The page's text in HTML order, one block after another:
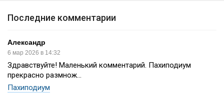
Последние комментарии
Александр
6 мар 2026 в 14:32
Здравствуйте! Маленький комментарий. Пахиподиум
прекрасно размнож...
Пахиподиум